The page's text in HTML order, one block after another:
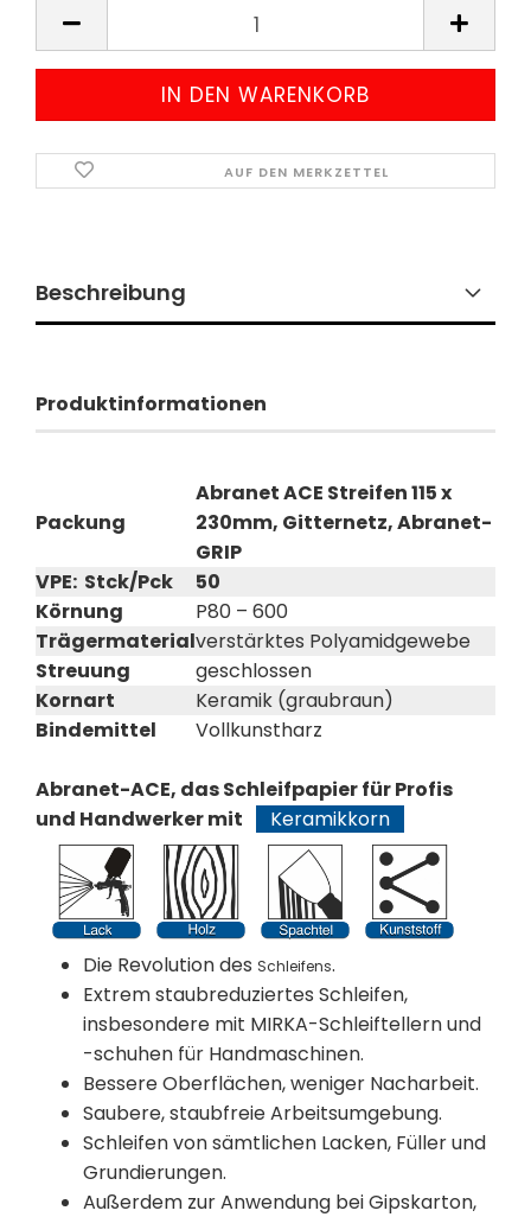
AUF DEN MERKZETTEL
Beschreibung
Produktinformationen
Packung
Abranet ACE Streifen 115 x
230mm, Gitternetz, Abranet-
GRIP
VPE: Stck/Pck
50
Körnung
P80 – 600
Trägermaterialverstärktes Polyamidgewebe
Streuung
geschlossen
Kornart
Keramik (graubraun)
Bindemittel
Vollkunstharz
Abranet-ACE, das Schleifpapier für Profis
und Handwerker mit
Keramikkorn
Die Revolution des Schleifens.
Extrem staubreduziertes Schleifen,
insbesondere mit MIRKA-Schleiftellern und
-schuhen für Handmaschinen.
Bessere Oberflächen, weniger Nacharbeit.
Saubere, staubfreie Arbeitsumgebung.
Schleifen von sämtlichen Lacken, Füller und
Grundierungen.
Außerdem zur Anwendung bei Gipskarton,